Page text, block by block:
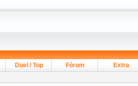
Duel / Top Fórum Extra